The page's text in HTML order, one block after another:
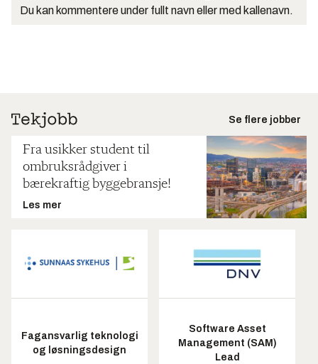
Du kan kommentere under fullt navn eller med kallenavn.
Se flere jobber
Fra usikker student til
ombruksrådgiver i
bærekraftig byggebransje!
Les mer
Fagansvarlig teknologi
og løsningsdesign
Software Asset
Management (SAM)
Lead